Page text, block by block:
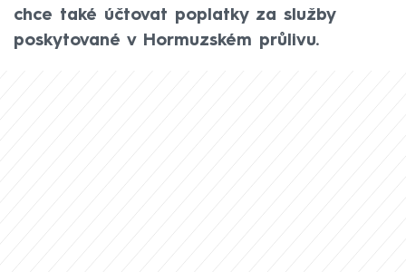
chce také účtovat poplatky za služby
poskytované v Hormuzském průlivu.